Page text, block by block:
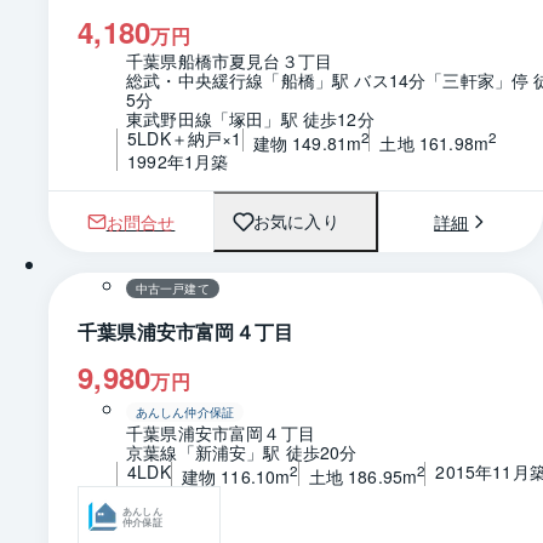
4,180万円
千葉県船橋市夏見台３丁目
総武・中央緩行線「船橋」駅 バス14分「三軒家」停
5分
東武野田線「塚田」駅 徒歩12分
5LDK＋納戸×1
建物 149.81m2 土地 161.98m2
1992年1月築
お問合せ お気に入り 詳細
1 / 0 間取り
中古一戸建て
千葉県浦安市富岡４丁目
9,980万円
あんしん仲介保証
千葉県浦安市富岡４丁目
京葉線「新浦安」駅 徒歩20分
4LDK 建物 116.10m2 土地 186.95m2 2015年11月
あんしん
仲介保証